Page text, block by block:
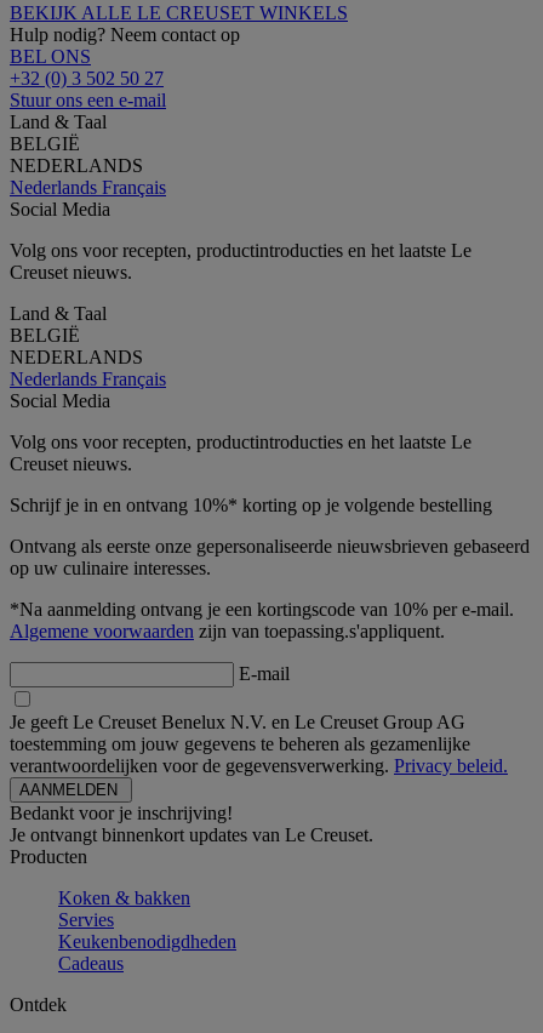
BEKIJK ALLE LE CREUSET WINKELS
Hulp nodig? Neem contact op
BEL ONS
+32 (0) 3 502 50 27
Stuur ons een e-mail
Land & Taal
BELGIË
NEDERLANDS
Nederlands Français
Social Media
Volg ons voor recepten, productintroducties en het laatste Le
Creuset nieuws.
Land & Taal
BELGIË
NEDERLANDS
Nederlands Français
Social Media
Volg ons voor recepten, productintroducties en het laatste Le
Creuset nieuws.
Schrijf je in en ontvang 10%* korting op je volgende bestelling
Ontvang als eerste onze gepersonaliseerde nieuwsbrieven gebaseerd
op uw culinaire interesses.
*Na aanmelding ontvang je een kortingscode van 10% per e-mail.
Algemene voorwaarden zijn van toepassing.s'appliquent.
E-mail
Je geeft Le Creuset Benelux N.V. en Le Creuset Group AG
toestemming om jouw gegevens te beheren als gezamenlijke
verantwoordelijken voor de gegevensverwerking. Privacy beleid.
Bedankt voor je inschrijving!
Je ontvangt binnenkort updates van Le Creuset.
Producten
Koken & bakken
Servies
Keukenbenodigdheden
Cadeaus
Ontdek